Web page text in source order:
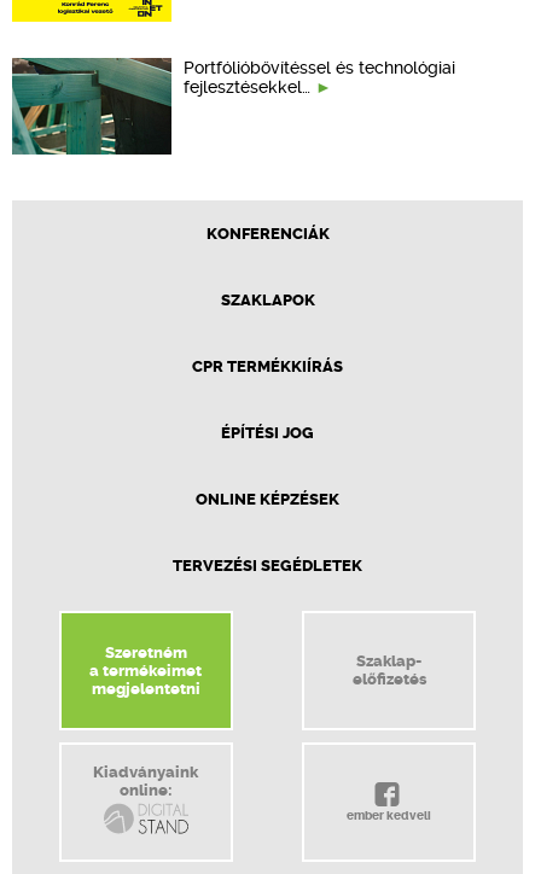
Portfólióbővítéssel és technológiai
fejlesztésekkel…
KONFERENCIÁK
SZAKLAPOK
CPR TERMÉKKIÍRÁS
ÉPÍTÉSI JOG
ONLINE KÉPZÉSEK
TERVEZÉSI SEGÉDLETEK
Szeretném
a termékeimet
megjelentetni
Szaklap-
előfizetés
Kiadványaink
online:
ember kedveli